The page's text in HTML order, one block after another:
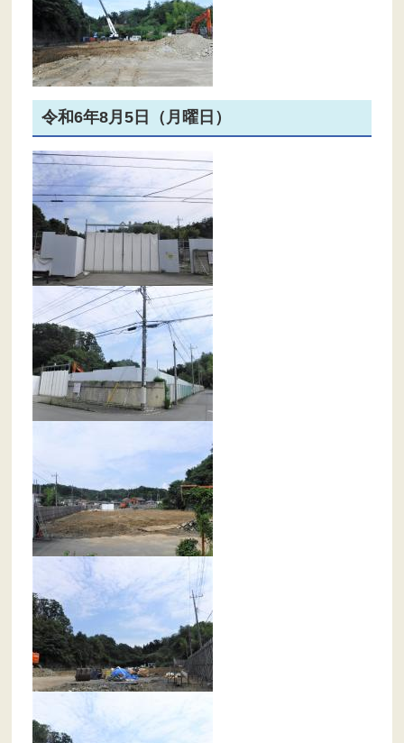
令和6年8月5日（月曜日）